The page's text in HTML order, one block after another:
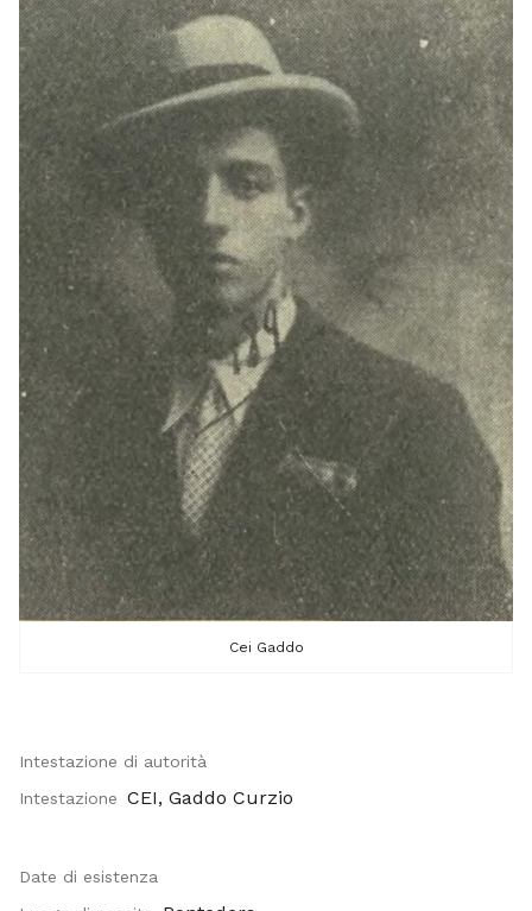
Cei Gaddo
Intestazione di autorità
Intestazione CEI, Gaddo Curzio
Date di esistenza